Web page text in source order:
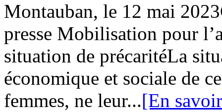
Montauban, le 12 mai
presse Mobilisation pour
situation de précaritéLa
économique et sociale de
femmes, ne leur...[En